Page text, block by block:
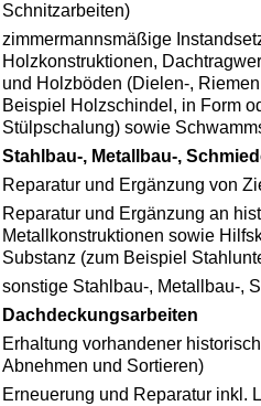
Schnitzarbeiten)
zimmermannsmäßige
Holzkonstruktionen,
und Holzböden (Dielen-,
Beispiel Holzschindel, in Form
Stülpschalung) sowie
Stahlbau-, Metallbau-,
Reparatur und Ergänzung von
Reparatur und Ergänzung an
Metallkonstruktionen sowie
Substanz (zum Beispiel
sonstige Stahlbau-, Metallbau-,
Dachdeckungsarbeiten
Erhaltung vorhandener
Abnehmen und Sortieren)
Erneuerung und Reparatur inkl.